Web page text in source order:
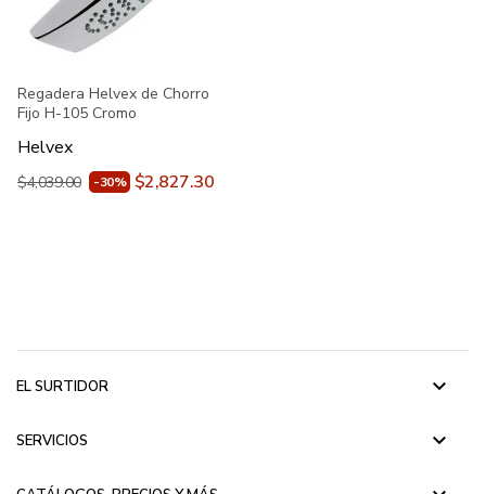
Regadera Helvex de Chorro
Fijo H-105 Cromo
Helvex
$4,039.00 -30% $2,827.30
EL SURTIDOR keyboard_arrow_down
SERVICIOS keyboard_arrow_down